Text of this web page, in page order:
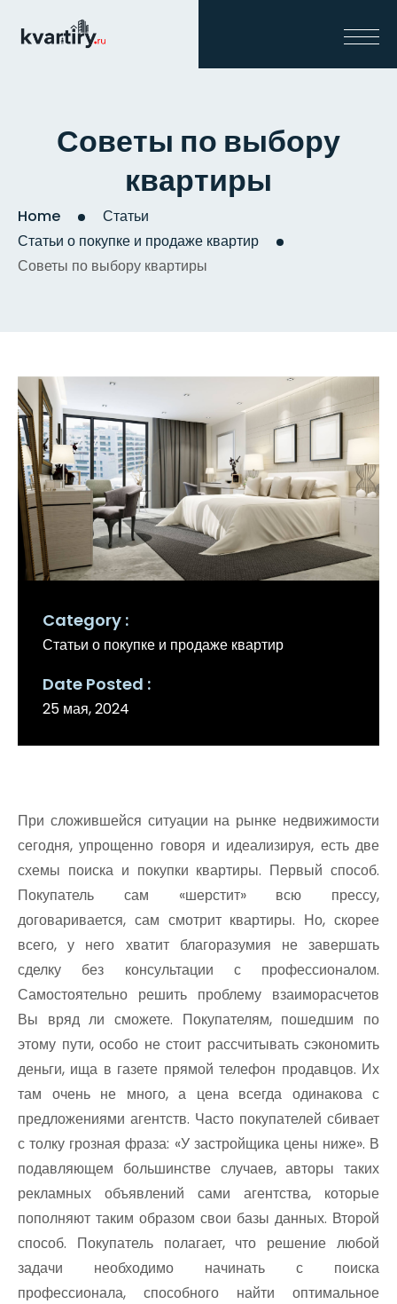
Советы по выбору
квартиры
Home
Статьи
Статьи о покупке и продаже квартир
Советы по выбору квартиры
Category
Статьи о покупке и продаже квартир
Date Posted
25 мая, 2024
При сложившейся ситуации на рынке недвижимости
сегодня, упрощенно говоря и идеализируя, есть две
схемы поиска и покупки квартиры. Первый способ.
Покупатель сам «шерстит» всю прессу,
договаривается, сам смотрит квартиры. Но, скорее
всего, у него хватит благоразумия не завершать
сделку без консультации с профессионалом.
Самостоятельно решить проблему взаиморасчетов
Вы вряд ли сможете. Покупателям, пошедшим по
этому пути, особо не стоит рассчитывать сэкономить
деньги, ища в газете прямой телефон продавцов. Их
там очень не много, а цена всегда одинакова с
предложениями агентств. Часто покупателей сбивает
с толку грозная фраза: «У застройщика цены ниже». В
подавляющем большинстве случаев, авторы таких
рекламных объявлений сами агентства, которые
пополняют таким образом свои базы данных. Второй
способ. Покупатель полагает, что решение любой
задачи необходимо начинать с поиска
профессионала, способного найти оптимальное